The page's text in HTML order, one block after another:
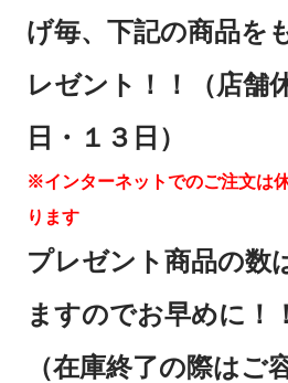
げ毎、下記の商品を
レゼント！！（店舗
日・１３日）
※インターネットでのご注文は
ります
プレゼント商品の数
ますのでお早めに！！
（在庫終了の際はご